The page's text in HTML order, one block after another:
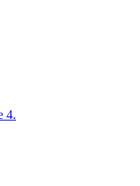
4.